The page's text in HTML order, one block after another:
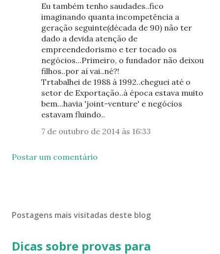
Eu também tenho saudades..fico
imaginando quanta incompetência a
geração seguinte(década de 90) não ter
dado a devida atenção de
empreendedorismo e ter tocado os
negócios...Primeiro, o fundador não deixou
filhos..por aí vai..né?!
Trtabalhei de 1988 à 1992..cheguei até o
setor de Exportação..à época estava muito
bem...havia 'joint-venture' e negócios
estavam fluindo..
7 de outubro de 2014 às 16:33
Postar um comentário
Postagens mais visitadas deste blog
Dicas sobre provas para